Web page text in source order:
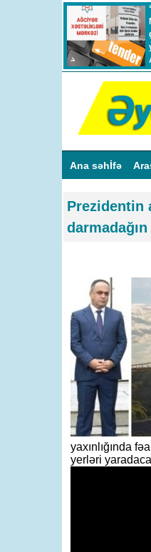
Ana səhİfə
Prezidentin
yaxınlığında
yerləri